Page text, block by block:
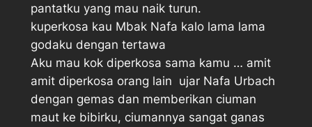
pantatku yang mau naik turun.
kuperkosa kau Mbak Nafa kalo lama lama 
godaku dengan tertawa
Aku mau kok diperkosa sama kamu … amit
amit diperkosa orang lain  ujar Nafa Urbach
dengan gemas dan memberikan ciuman
maut ke bibirku, ciumannya sangat ganas